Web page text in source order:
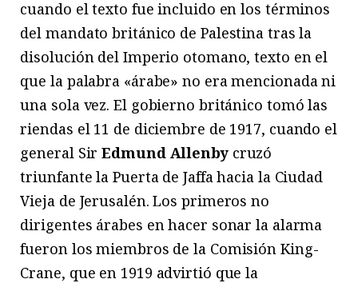
cuando el texto fue incluido en los términos
del mandato británico de Palestina tras la
disolución del Imperio otomano, texto en el
que la palabra «árabe» no era mencionada ni
una sola vez. El gobierno británico tomó las
riendas el 11 de diciembre de 1917, cuando el
general SirEdmund Allenbycruzó
triunfante la Puerta de Jaffa hacia la Ciudad
Vieja de Jerusalén. Los primeros no
dirigentes árabes en hacer sonar la alarma
fueron los miembros de la Comisión King-
Crane, que en 1919 advirtió que la